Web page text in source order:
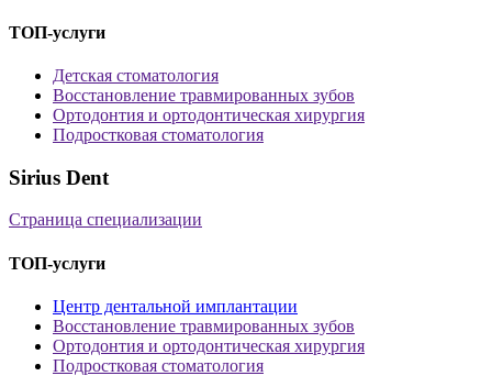
ТОП-услуги
Детская стоматология
Восстановление травмированных зубов
Ортодонтия и ортодонтическая хирургия
Подростковая стоматология
Sirius Dent
Страница специализации
ТОП-услуги
Центр дентальной имплантации
Восстановление травмированных зубов
Ортодонтия и ортодонтическая хирургия
Подростковая стоматология